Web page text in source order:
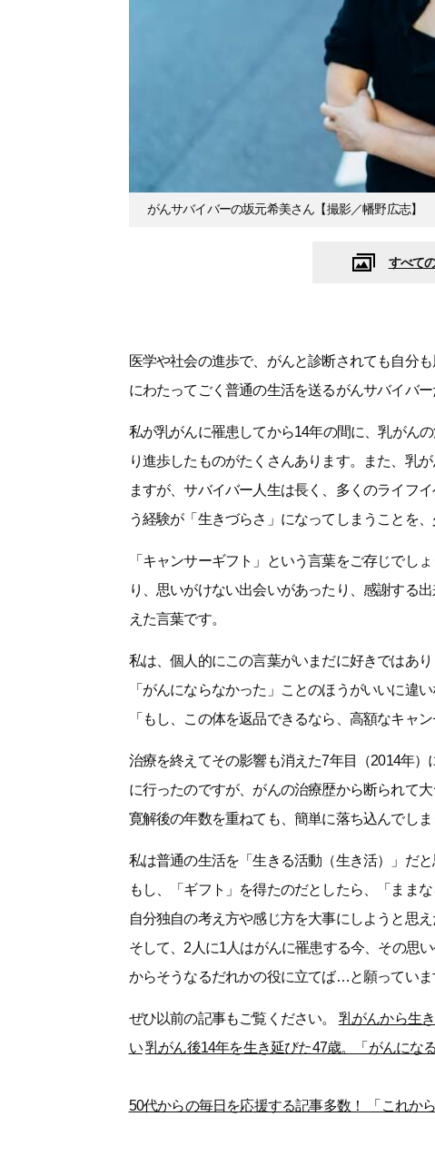
がんサバイバーの坂元希美さん【撮影／幡野広志】
すべて
医学や社会の進歩で、がんと診断されても自分
にわたってごく普通の生活を送るがんサバイバー
私が乳がんに罹患してから14年の間に、乳がん
り進歩したものがたくさんあります。また、乳
ますが、サバイバー人生は長く、多くのライフ
う経験が「生きづらさ」になってしまうことを
「キャンサーギフト」という言葉をご存じで
り、思いがけない出会いがあったり、感謝する
えた言葉です。
私は、個人的にこの言葉がいまだに好きではあ
「がんにならなかった」ことのほうがいいに違い
「もし、この体を返品できるなら、高額なキャ
治療を終えてその影響も消えた7年目（2014年
に行ったのですが、がんの治療歴から断られて
寛解後の年数を重ねても、簡単に落ち込んでし
私は普通の生活を「生きる活動（生き活）」だ
もし、「ギフト」を得たのだとしたら、「まま
自分独自の考え方や感じ方を大事にしようと思え
そして、2人に1人はがんに罹患する今、その思
からそうなるだれかの役に立てば…と願っていま
ぜひ以前の記事もご覧ください。 乳がんから生
い乳がん後14年を生き延びた47歳。「がんにな
50代からの毎日を応援する記事多数！ 「これ